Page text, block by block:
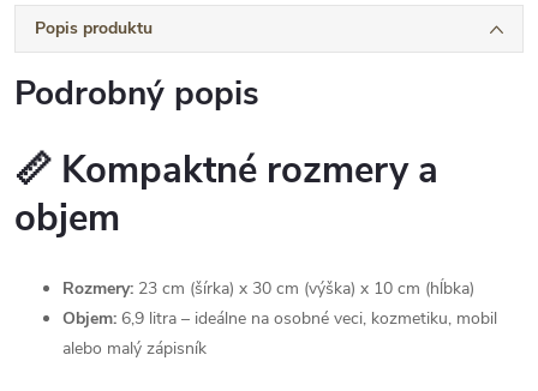
Popis produktu
Podrobný popis
📏 Kompaktné rozmery a
objem
Rozmery: 23 cm (šírka) x 30 cm (výška) x 10 cm (hĺbka)
Objem: 6,9 litra – ideálne na osobné veci, kozmetiku, mobil
alebo malý zápisník